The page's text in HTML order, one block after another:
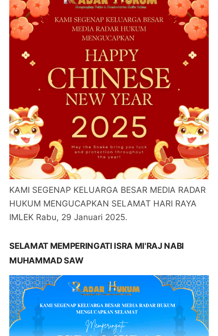
KAMI SEGENAP KELUARGA BESAR MEDIA RADAR
HUKUM MENGUCAPKAN SELAMAT HARI RAYA
IMLEK Rabu, 29 Januari 2025.
SELAMAT MEMPERINGATI ISRA MI'RAJ NABI
MUHAMMAD SAW